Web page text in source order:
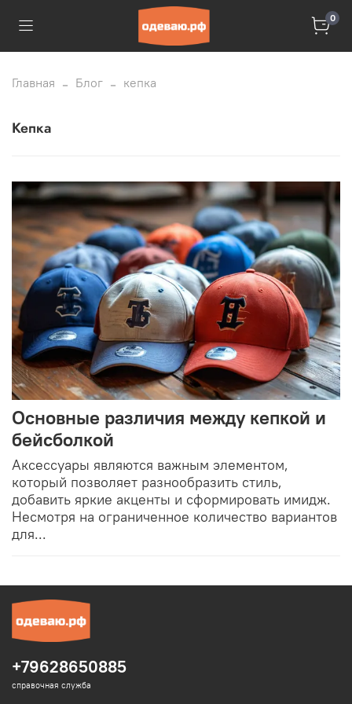
0
Главная Блог кепка
кепка
Основные различия между кепкой и
бейсболкой
Аксессуары являются важным элементом,
который позволяет разнообразить стиль,
добавить яркие акценты и сформировать имидж.
Несмотря на ограниченное количество вариантов
для...
+79628650885
справочная служба